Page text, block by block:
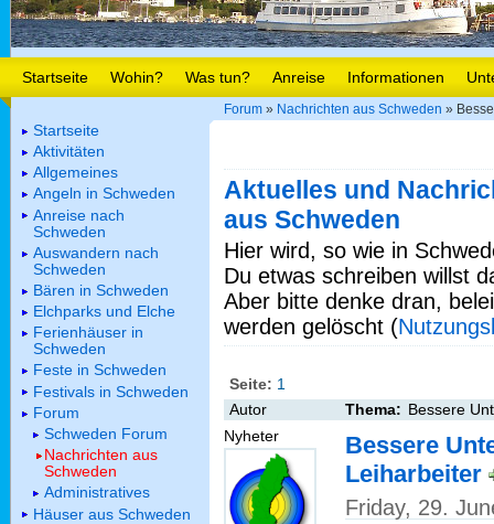
Startseite Wohin? Was tun? Anreise Informationen
Forum » Nachrichten aus Schweden »
Aktuelles und
aus Schweden
Hier wird, so wie in
Du etwas schreiben willst
Aber bitte denke dran,
werden gelöscht (
Seite: 1
Autor
Thema: Bessere
Nyheter
Bessere
Leiharbeiter
Friday, 29.
Startseite
Aktivitäten
Allgemeines
Angeln in Schweden
Anreise nach
Schweden
Auswandern nach
Schweden
Bären in Schweden
Elchparks und Elche
Ferienhäuser in
Schweden
Feste in Schweden
Festivals in Schweden
Forum
Schweden Forum
Nachrichten aus
Schweden
Administratives
Häuser aus Schweden